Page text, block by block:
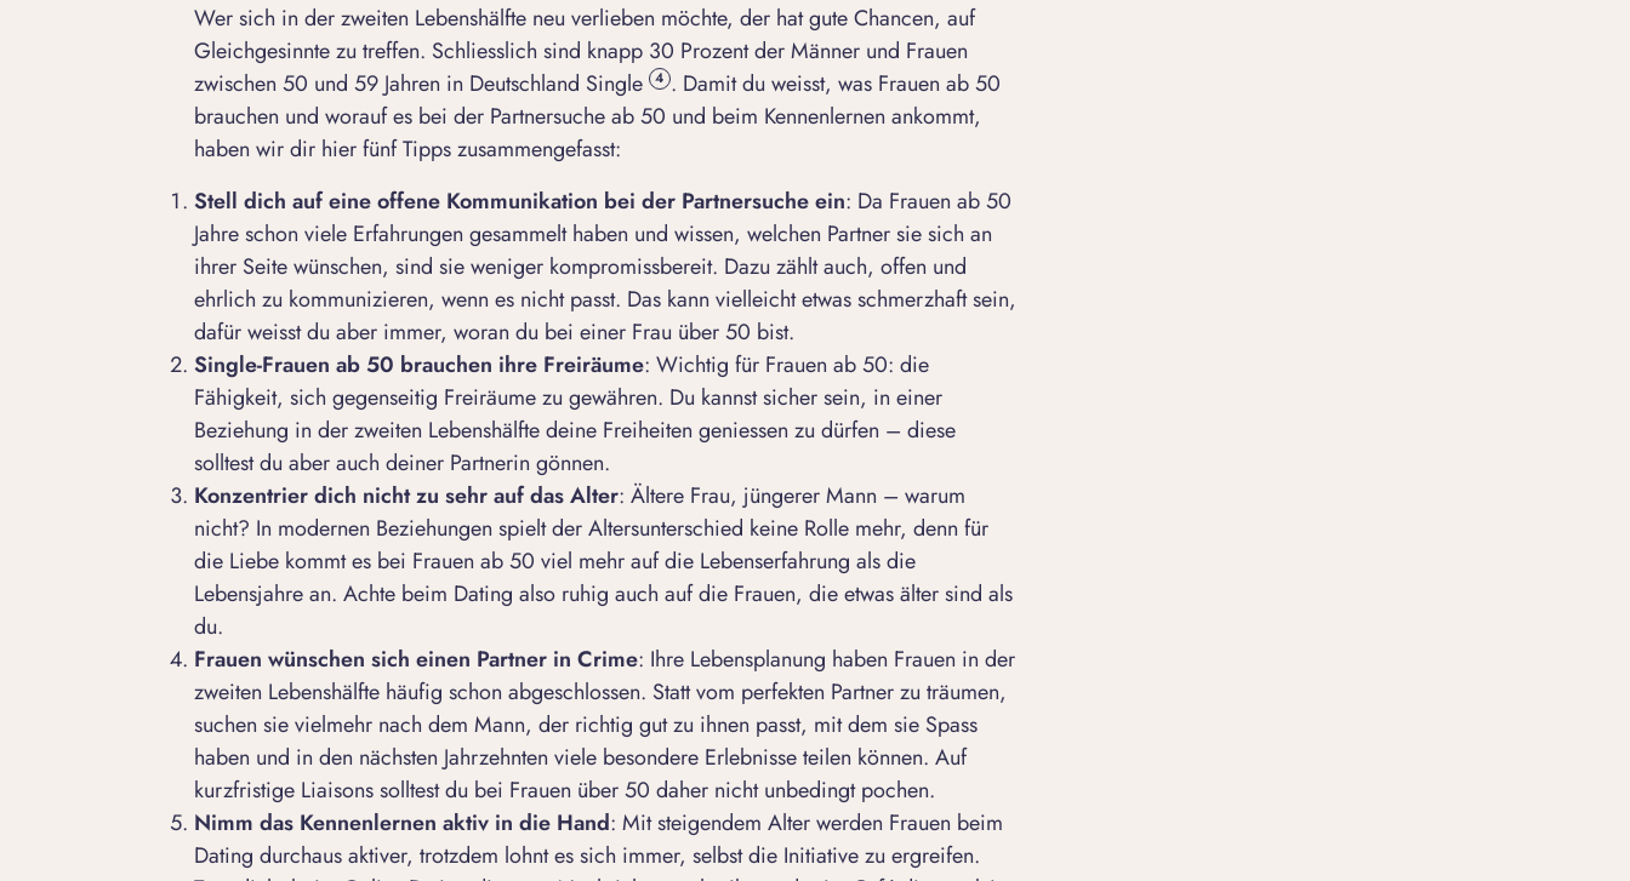
Wer sich in der zweiten Lebenshälfte neu verlieben möchte, der hat gute Chancen, auf
Gleichgesinnte zu treffen. Schliesslich sind knapp 30 Prozent der Männer und Frauen
zwischen 50 und 59 Jahren in Deutschland Single
4 . Damit du weisst, was Frauen ab 50
brauchen und worauf es bei der Partnersuche ab 50 und beim Kennenlernen ankommt,
haben wir dir hier fünf Tipps zusammengefasst:
Stell dich auf eine offene Kommunikation bei der Partnersuche ein: Da Frauen ab 50
Jahre schon viele Erfahrungen gesammelt haben und wissen, welchen Partner sie sich an
ihrer Seite wünschen, sind sie weniger kompromissbereit. Dazu zählt auch, offen und
ehrlich zu kommunizieren, wenn es nicht passt. Das kann vielleicht etwas schmerzhaft sein,
dafür weisst du aber immer, woran du bei einer Frau über 50 bist.
Single-Frauen ab 50 brauchen ihre Freiräume: Wichtig für Frauen ab 50: die
Fähigkeit, sich gegenseitig Freiräume zu gewähren. Du kannst sicher sein, in einer
Beziehung in der zweiten Lebenshälfte deine Freiheiten geniessen zu dürfen – diese
solltest du aber auch deiner Partnerin gönnen.
Konzentrier dich nicht zu sehr auf das Alter: Ältere Frau, jüngerer Mann – warum
nicht? In modernen Beziehungen spielt derAltersunterschied keine Rolle mehr, denn für
die Liebe kommt es bei Frauen ab 50 viel mehr auf die Lebenserfahrung als die
Lebensjahre an. Achte beim Dating also ruhig auch auf die Frauen, die etwas älter sind als
du.
Frauen wünschen sich einen Partner in Crime: Ihre Lebensplanung haben Frauen in der
zweiten Lebenshälfte häufig schon abgeschlossen. Statt vom perfekten Partner zu träumen,
suchen sie vielmehr nach dem Mann, der richtig gut zu ihnen passt, mit dem sie Spass
haben und in den nächsten Jahrzehnten viele besondere Erlebnisse teilen können. Auf
kurzfristige Liaisons solltest du bei Frauen über 50 daher nicht unbedingt pochen.
Nimm das Kennenlernen aktiv in die Hand: Mit steigendem Alter werden Frauen beim
Dating durchaus aktiver, trotzdem lohnt es sich immer, selbst die Initiative zu ergreifen.